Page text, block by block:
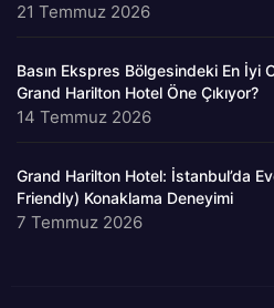
21 Temmuz 2026
Basın Ekspres Bölgesindeki En İyi
Grand Harilton Hotel Öne Çıkıyor?
14 Temmuz 2026
Grand Harilton Hotel: İstanbul’da
Friendly) Konaklama Deneyimi
7 Temmuz 2026